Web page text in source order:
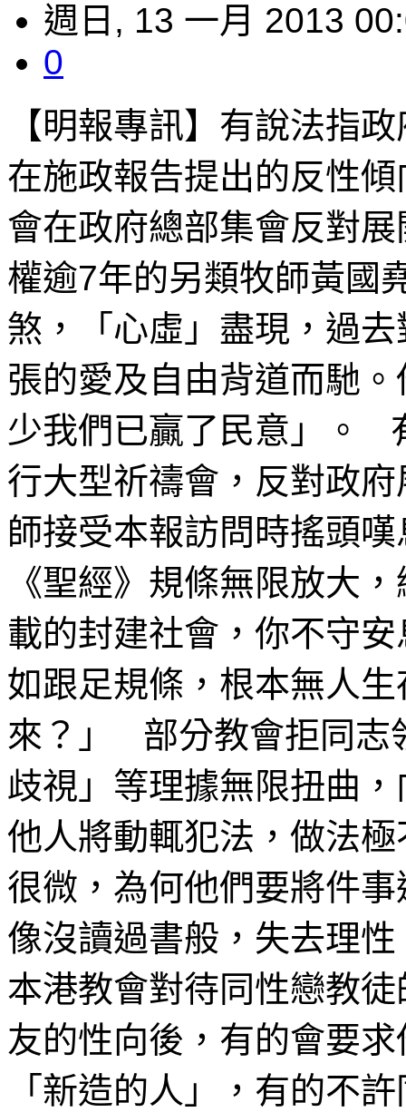
週日, 13 一月 2013
0
【明報專訊】有說法指
在施政報告提出的反性
會在政府總部集會反對
權逾7年的另類牧師黃國
煞，「心虛」盡現，過
張的愛及自由背道而馳
少我們已贏了民意」。
行大型祈禱會，反對政
師接受本報訪問時搖頭
《聖經》規條無限放大
載的封建社會，你不守
如跟足規條，根本無人
來？」 部分教會拒同志
歧視」等理據無限扭曲
他人將動輒犯法，做法
很微，為何他們要將件
像沒讀過書般，失去理
本港教會對待同性戀教
友的性向後，有的會要
「新造的人」，有的不